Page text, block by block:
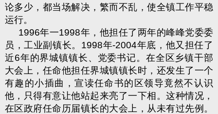
论多少，都当场解决，繁而不乱，使全镇工作平稳
运行。
1996年一1998年，他担任了两年的峰峰党委委
员，工业副镇长。 1998年-2004年底，他又担任了
近6年的界城镇镇长、党委书记。在全区乡镇干部
大会上，任命他担任界城镇镇长时，还发生了一个
有趣的小插曲，宣读任命书的区领导竟然不认识
他，只得有意让他站起来亮了一下相。这种情况，
在区政府任命历届镇长的大会上，从未有过先例。